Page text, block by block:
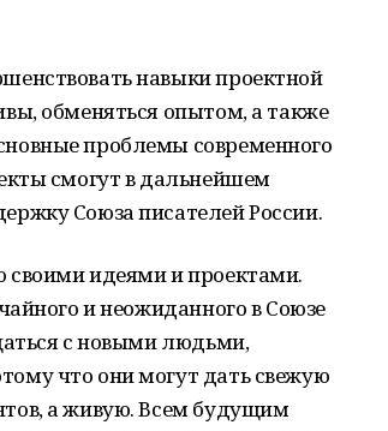
навыки проектной
обменяться опытом, а также
проблемы современного
смогут в дальнейшем
Союза писателей России.
идеями и проектами.
и неожиданного в Союзе
с новыми людьми,
что они могут дать свежую
а живую. Всем будущим